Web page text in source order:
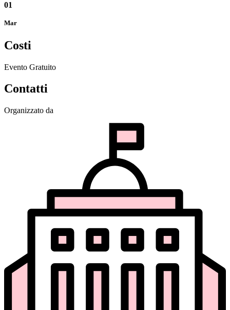
01
Mar
Costi
Evento Gratuito
Contatti
Organizzato da